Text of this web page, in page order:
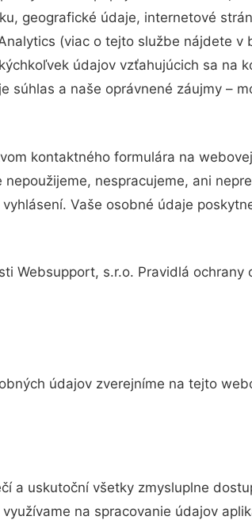
geografické údaje, internetové
(viac o tejto službe nájdete
údajov vzťahujúcich sa na
súhlas a naše oprávnené záujmy –
kontaktného formulára na
nespracujeme, ani
Vaše osobné údaje
Websupport, s.r.o. Pravidlá
údajov zverejníme na tejto
a uskutoční všetky zmysluplne
na spracovanie údajov